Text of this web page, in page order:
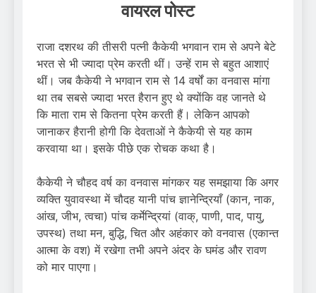
वायरल पोस्ट
राजा दशरथ की तीसरी पत्नी कैकेयी भगवान राम से अपने बेटे
भरत से भी ज्यादा प्रेम करती थीं। उन्हें राम से बहुत आशाएं
थीं। जब कैकेयी ने भगवान राम से 14 वर्षों का वनवास मांगा
था तब सबसे ज्यादा भरत हैरान हुए थे क्योंकि वह जानते थे
कि माता राम से कितना प्रेम करती हैं। लेकिन आपको
जानाकर हैरानी होगी कि देवताओं ने कैकेयी से यह काम
करवाया था। इसके पीछे एक रोचक कथा है।
कैकेयी ने चौहद वर्ष का वनवास मांगकर यह समझाया कि अगर
व्यक्ति युवावस्था में चौदह यानी पांच ज्ञानेन्द्रियाँ (कान, नाक,
आंख, जीभ, त्वचा) पांच कर्मेन्द्रियां (वाक्, पाणी, पाद, पायु,
उपस्थ) तथा मन, बुद्धि, चित और अहंकार को वनवास (एकान्त
आत्मा के वश) में रखेगा तभी अपने अंदर के घमंड और रावण
को मार पाएगा।